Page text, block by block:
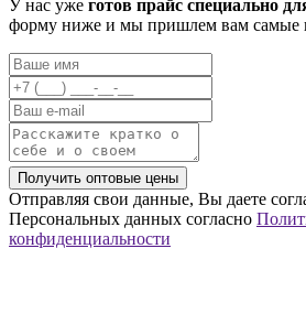
У нас уже готов прайс специально
форму ниже и мы пришлем вам самые
Отправляя свои данные, Вы даете
Персональных данных согласно
конфиденциальности